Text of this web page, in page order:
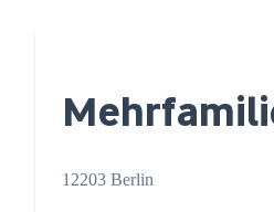
12203 Berlin